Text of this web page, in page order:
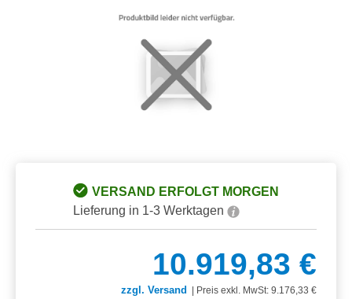
VERSAND ERFOLGT MORGEN
Lieferung in 1-3 Werktagen
10.919,83 €
zzgl. Versand
Preis exkl. MwSt: 9.176,33 €